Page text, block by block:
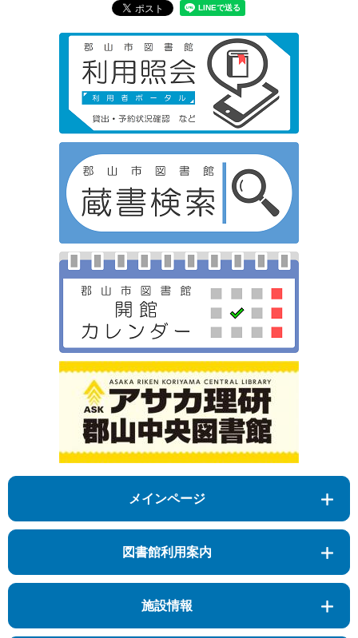
メインページ
図書館利用案内
施設情報